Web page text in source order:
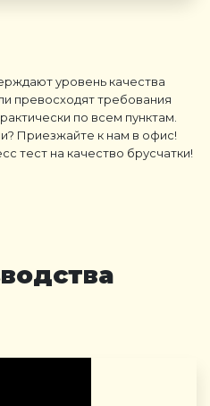
уровень качества
превосходят требования
по всем пунктам.
Приезжайте к нам в офис!
тест на качество брусчатки!